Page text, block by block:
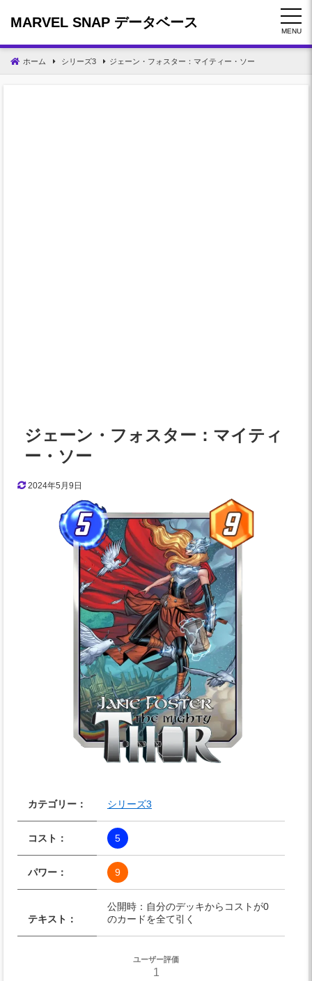
MARVEL SNAP データベース
MENU
ホーム シリーズ3 ジェーン・フォスター：マイティー・ソー
ジェーン・フォスター：マイティ
ー・ソー
2024年5月9日
カテゴリー： シリーズ3
コスト： 5
パワー： 9
テキスト：
公開時：自分のデッキからコストが0
のカードを全て引く
ユーザー評価
1